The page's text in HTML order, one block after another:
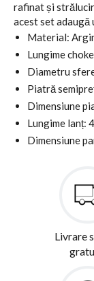
rafinat și
acest set adaugă
Material:
Lungime
Diametru
Piatră
Dimensiune
Lungime lanț:
Dimensiune
Livrare